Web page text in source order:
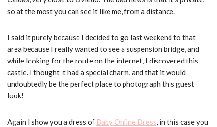
so at the most you can see it like me, from a distance.
I said it purely because I decided to go last weekend to that
area because I really wanted to see a suspension bridge, and
while looking for the route on the internet, I discovered this
castle. I thought it had a special charm, and that it would
undoubtedly be the perfect place to photograph this guest
look!
Again I show you a dress of Baby Online Dress, in this case you